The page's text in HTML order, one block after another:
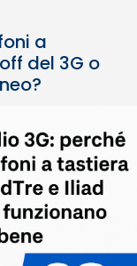
a
del 3G o